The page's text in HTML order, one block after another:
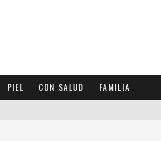
PIEL CON SALUD FAMILIA